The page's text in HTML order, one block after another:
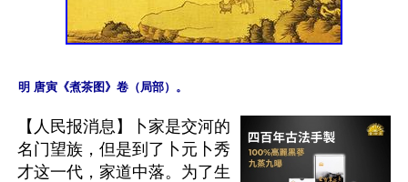
【人民报消息】卜家是交河的
名门望族，但是到了卜元卜秀
才这一代，家道中落。为了生